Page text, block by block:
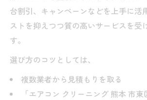
台割引、キャンペーンなどを上手に活
ストを抑えつつ質の高いサービスを受
す。
選び方のコツとしては、
複数業者から見積もりを取る
「エアコン クリーニング 熊本 市